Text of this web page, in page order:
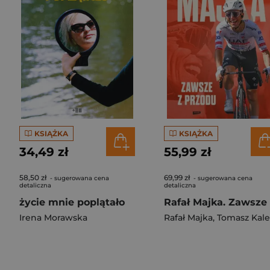
KSIĄŻKA
34,49 zł
58,50 zł - sugerowana cena
detaliczna
życie mnie poplątało
Irena Morawska
KSIĄŻKA
55,99 zł
69,99 zł - sugerowana cena
detaliczna
Rafał Majka, Tomasz Kalemba